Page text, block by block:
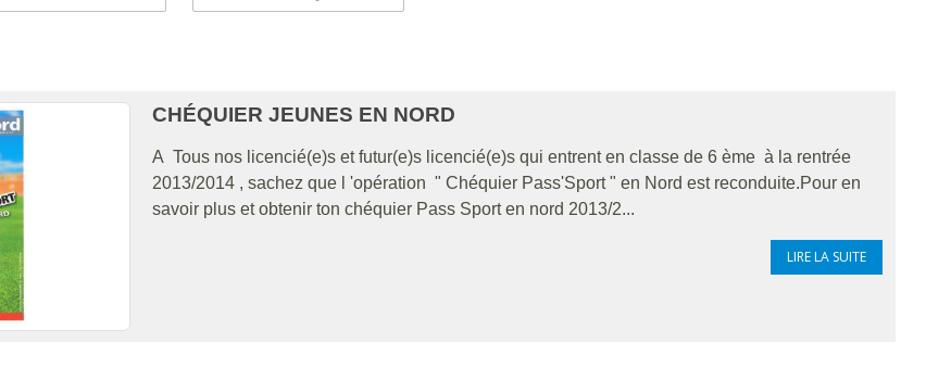
CHÉQUIER JEUNES EN NORD
A Tous nos licencié(e)s et futur(e)s licencié(e)s qui entrent en classe de 6 ème à la rentrée
2013/2014 , sachez que l 'opération " Chéquier Pass'Sport " en Nord est reconduite.Pour en
savoir plus et obtenir ton chéquier Pass Sport en nord 2013/2...
LIRE LA SUITE